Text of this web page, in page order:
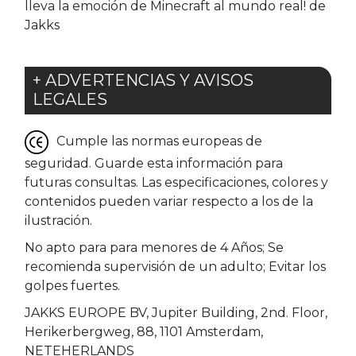
lleva la emoción de Minecraft al mundo real! de
Jakks
+ ADVERTENCIAS Y AVISOS
LEGALES
Cumple las normas europeas de
seguridad. Guarde esta información para
futuras consultas. Las especificaciones, colores y
contenidos pueden variar respecto a los de la
ilustración.
No apto para para menores de 4 Años; Se
recomienda supervisión de un adulto; Evitar los
golpes fuertes.
JAKKS EUROPE BV, Jupiter Building, 2nd. Floor,
Herikerbergweg, 88, 1101 Amsterdam,
NETEHERLANDS